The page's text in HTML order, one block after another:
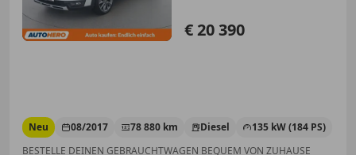
€ 20 390
Neu 08/2017 78 880 km Diesel
135 kW (184 PS)
BESTELLE DEINEN GEBRAUCHTWAGEN BEQUEM VON ZUHAUSE